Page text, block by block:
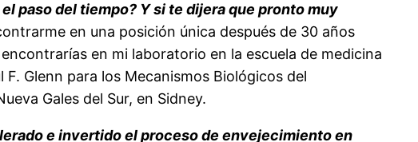
paso del tiempo? Y si te dijera que pronto muy
en una posición única después de 30 años
en mi laboratorio en la escuela de medicina
Glenn para los Mecanismos Biológicos del
Gales del Sur, en Sidney.
e invertido el proceso de envejecimiento en